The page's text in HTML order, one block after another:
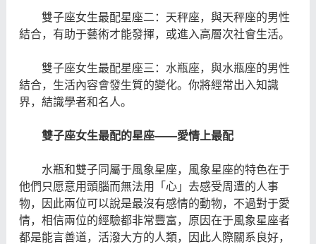
雙子座女生最配星座二：天秤座，與天秤座的男性
結合，有助于藝術才能發揮，或進入高層次社會生活。
雙子座女生最配星座三：水瓶座，與水瓶座的男性
結合，生活內容會發生質的變化。你將經常出入知識
界，結識學者和名人。
雙子座女生最配的星座——愛情上最配
水瓶和雙子同屬于風象星座，風象星座的特色在于
他們只愿意用頭腦而無法用「心」去感受周遭的人事
物，因此兩位可以說是最沒有感情的動物，不過對于愛
情，相信兩位的經驗都非常豐富，原因在于風象星座者
都是能言善道，活潑大方的人類，因此人際關系良好，